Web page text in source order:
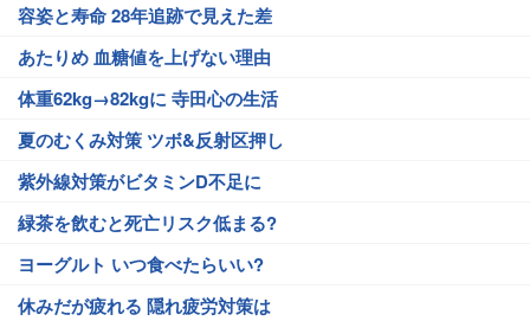
容姿と寿命 28年追跡で見えた差
あたりめ 血糖値を上げない理由
体重62kg→82kgに 寺田心の生活
夏のむくみ対策 ツボ&反射区押し
紫外線対策がビタミンD不足に
緑茶を飲むと死亡リスク低まる?
ヨーグルト いつ食べたらいい?
休みだが疲れる 隠れ疲労対策は